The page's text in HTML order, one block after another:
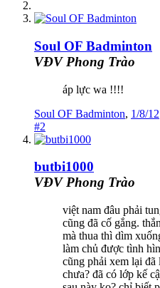
Soul OF Badminton
VĐV Phong Trào
áp lực wa !!!!
Soul OF Badminton, 1/8/12
#2
butbi1000
VĐV Phong Trào
việt nam đâu phải
cũng đã cố gắng.
mà thua thì dìm
làm chủ được tình
cũng phải xem lại
chưa? đã có lớp kế